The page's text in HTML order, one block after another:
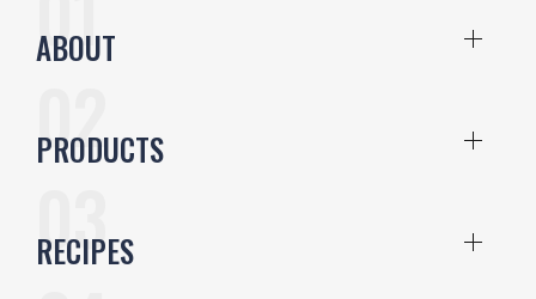
ABOUT
PRODUCTS
RECIPES